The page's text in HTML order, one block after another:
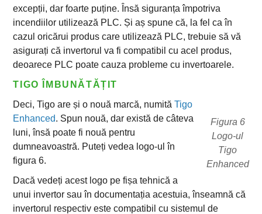
excepții, dar foarte puține. Însă siguranța împotriva
incendiilor utilizează PLC. Și aș spune că, la fel ca în
cazul oricărui produs care utilizează PLC, trebuie să vă
asigurați că invertorul va fi compatibil cu acel produs,
deoarece PLC poate cauza probleme cu invertoarele.
TIGO ÎMBUNĂTĂȚIT
Figura 6
Logo-ul
Tigo
Enhanced
Deci, Tigo are și o nouă marcă, numităTigo
Enhanced. Spun nouă, dar există de câteva
luni, însă poate fi nouă pentru
dumneavoastră. Puteți vedea logo-ul în
figura 6.
Dacă vedeți acest logo pe fișa tehnică a
unui invertor sau în documentația acestuia, înseamnă că
invertorul respectiv este compatibil cu sistemul de